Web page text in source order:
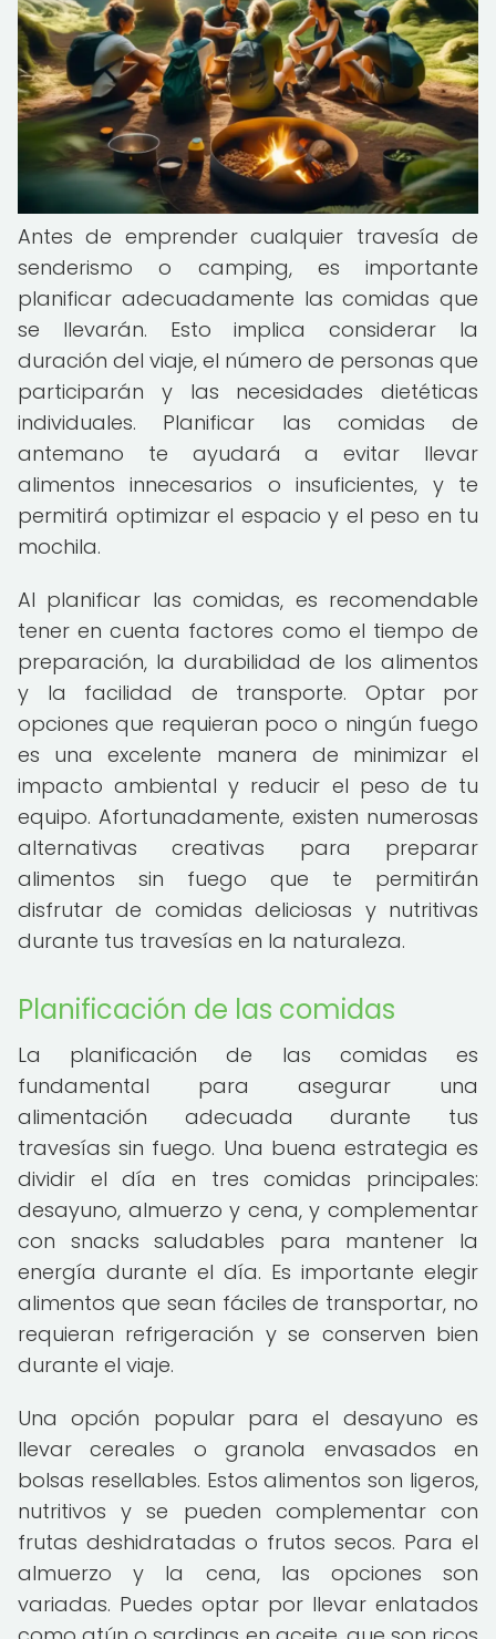
Antes de emprender cualquier travesía de
senderismo o camping, es importante
planificar adecuadamente las comidas que
se llevarán. Esto implica considerar la
duración del viaje, el número de personas que
participarán y las necesidades dietéticas
individuales. Planificar las comidas de
antemano te ayudará a evitar llevar
alimentos innecesarios o insuficientes, y te
permitirá optimizar el espacio y el peso en tu
mochila.
Al planificar las comidas, es recomendable
tener en cuenta factores como el tiempo de
preparación, la durabilidad de los alimentos
y la facilidad de transporte. Optar por
opciones que requieran poco o ningún fuego
es una excelente manera de minimizar el
impacto ambiental y reducir el peso de tu
equipo. Afortunadamente, existen numerosas
alternativas creativas para preparar
alimentos sin fuego que te permitirán
disfrutar de comidas deliciosas y nutritivas
durante tus travesías en la naturaleza.
Planificación de las comidas
La planificación de las comidas es
fundamental para asegurar una
alimentación adecuada durante tus
travesías sin fuego. Una buena estrategia es
dividir el día en tres comidas principales:
desayuno, almuerzo y cena, y complementar
con snacks saludables para mantener la
energía durante el día. Es importante elegir
alimentos que sean fáciles de transportar, no
requieran refrigeración y se conserven bien
durante el viaje.
Una opción popular para el desayuno es
llevar cereales o granola envasados en
bolsas resellables. Estos alimentos son ligeros,
nutritivos y se pueden complementar con
frutas deshidratadas o frutos secos. Para el
almuerzo y la cena, las opciones son
variadas. Puedes optar por llevar enlatados